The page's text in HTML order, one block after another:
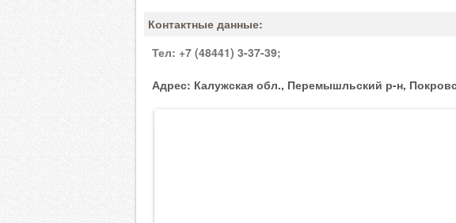
Контактные данные:
Тел: +7 (48441) 3-37-39;
Адрес: Калужская обл., Перемышльский р-н,